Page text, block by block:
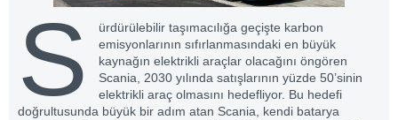
S
ürdürülebilir taşımacılığa geçişte karbon
emisyonlarının sıfırlanmasındaki en büyük
kaynağın elektrikli araçlar olacağını öngören
Scania, 2030 yılında satışlarının yüzde 50’sinin
elektrikli araç olmasını hedefliyor. Bu hedefi
doğrultusunda büyük bir adım atan Scania, kendi batarya